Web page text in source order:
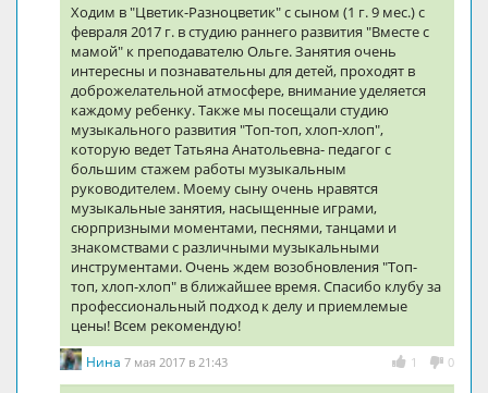
Ходим в "Цветик-Разноцветик" с сыном (1 г. 9 мес.) с
февраля 2017 г. в студию раннего развития "Вместе с
мамой" к преподавателю Ольге. Занятия очень
интересны и познавательны для детей, проходят в
доброжелательной атмосфере, внимание уделяется
каждому ребенку. Также мы посещали студию
музыкального развития "Топ-топ, хлоп-хлоп",
которую ведет Татьяна Анатольевна- педагог с
большим стажем работы музыкальным
руководителем. Моему сыну очень нравятся
музыкальные занятия, насыщенные играми,
сюрпризными моментами, песнями, танцами и
знакомствами с различными музыкальными
инструментами. Очень ждем возобновления "Топ-
топ, хлоп-хлоп" в ближайшее время. Спасибо клубу за
профессиональный подход к делу и приемлемые
цены! Всем рекомендую!
1 0
Нина 7 мая 2017 в 21:43